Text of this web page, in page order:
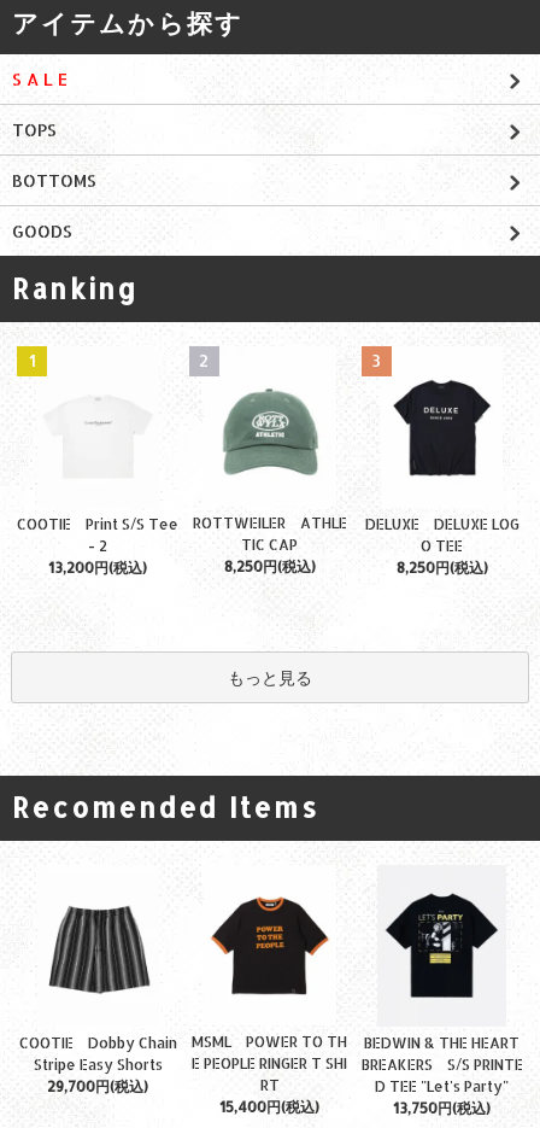
アイテムから探す
S A L E
TOPS
BOTTOMS
GOODS
Ranking
1
COOTIE Print S/S Tee
- 2
13,200円(税込)
2
ROTTWEILER ATHLE
TIC CAP
8,250円(税込)
3
DELUXE DELUXE LOG
O TEE
8,250円(税込)
もっと見る
Recomended Items
COOTIE Dobby Chain
Stripe Easy Shorts
29,700円(税込)
MSML POWER TO TH
E PEOPLE RINGER T SHI
RT
15,400円(税込)
BEDWIN & THE HEART
BREAKERS S/S PRINTE
D TEE "Let's Party"
13,750円(税込)